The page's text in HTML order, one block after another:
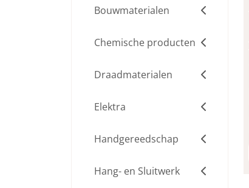
Bouwmaterialen
Chemische producten
Draadmaterialen
Elektra
Handgereedschap
Hang- en Sluitwerk